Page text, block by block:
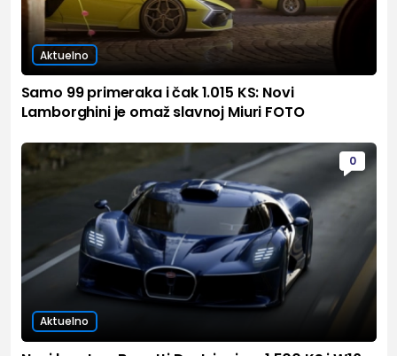
Aktuelno
Samo 99 primeraka i čak 1.015 KS: Novi
Lamborghini je omaž slavnoj Miuri FOTO
0
Aktuelno